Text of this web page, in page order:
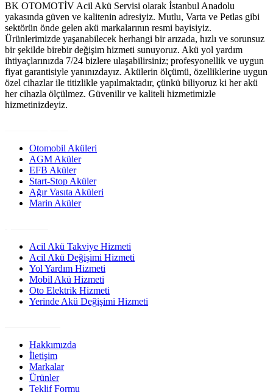
BK OTOMOTİV Acil Akü Servisi olarak İstanbul Anadolu
yakasında güven ve kalitenin adresiyiz. Mutlu, Varta ve Petlas gibi
sektörün önde gelen akü markalarının resmi bayisiyiz.
Ürünlerimizde yaşanabilecek herhangi bir arızada, hızlı ve sorunsuz
bir şekilde birebir değişim hizmeti sunuyoruz. Akü yol yardım
ihtiyaçlarınızda 7/24 bizlere ulaşabilirsiniz; profesyonellik ve uygun
fiyat garantisiyle yanınızdayız. Akülerin ölçümü, özelliklerine uygun
özel cihazlar ile titizlikle yapılmaktadır, çünkü biliyoruz ki her akü
her cihazla ölçülmez. Güvenilir ve kaliteli hizmetimizle
hizmetinizdeyiz.
Otomobil Aküleri
AGM Aküler
EFB Aküler
Start-Stop Aküler
Ağır Vasıta Aküleri
Marin Aküler
Acil Akü Takviye Hizmeti
Acil Akü Değişimi Hizmeti
Yol Yardım Hizmeti
Mobil Akü Hizmeti
Oto Elektrik Hizmeti
Yerinde Akü Değişimi Hizmeti
Hakkımızda
İletişim
Markalar
Ürünler
Teklif Formu